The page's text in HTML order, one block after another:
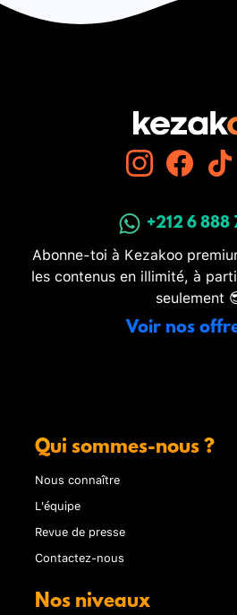
+212 6 888
Abonne-toi à Kezakoo
les contenus en illimité, à
seulement
Voir nos
Qui sommes-nous ?
Nous connaître
L'équipe
Revue de presse
Contactez-nous
Nos niveaux